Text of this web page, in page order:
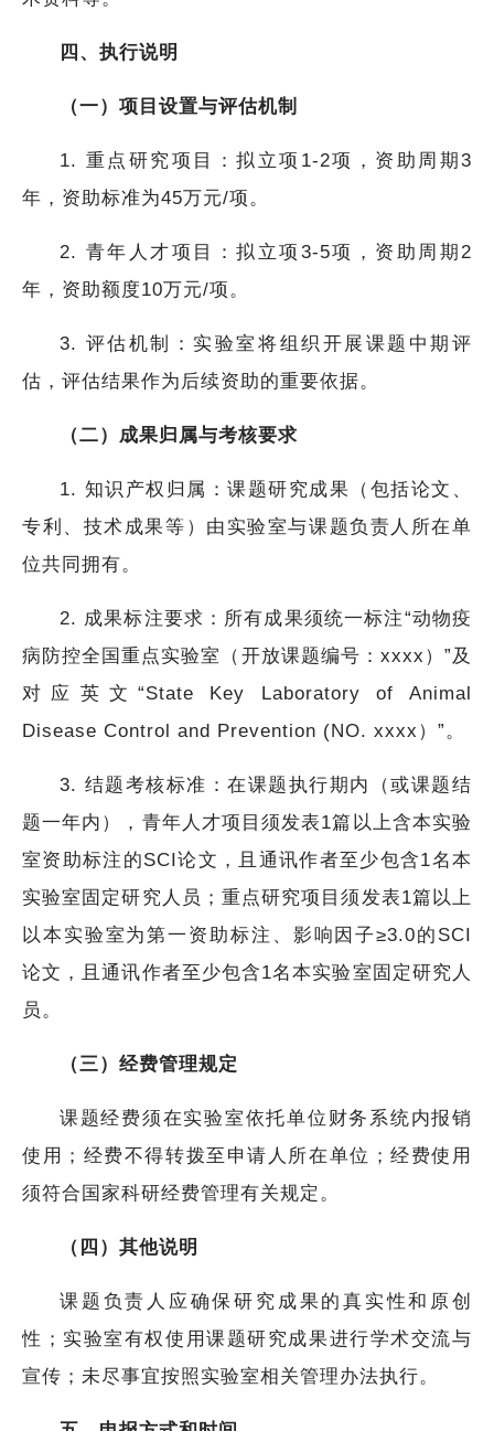
四、执行说明
（一）项目设置与评估机制
1. 重点研究项目：拟立项1-2项，资助周期3
年，资助标准为45万元/项。
2. 青年人才项目：拟立项3-5项，资助周期2
年，资助额度10万元/项。
3. 评估机制：实验室将组织开展课题中期评
估，评估结果作为后续资助的重要依据。
（二）成果归属与考核要求
1. 知识产权归属：课题研究成果（包括论文、
专利、技术成果等）由实验室与课题负责人所在单
位共同拥有。
2. 成果标注要求：所有成果须统一标注“动物疫
病防控全国重点实验室（开放课题编号：xxxx）”及
对应英文“State Key Laboratory of Animal
Disease Control and Prevention (NO. xxxx）”。
3. 结题考核标准：在课题执行期内（或课题结
题一年内），青年人才项目须发表1篇以上含本实验
室资助标注的SCI论文，且通讯作者至少包含1名本
实验室固定研究人员；重点研究项目须发表1篇以上
以本实验室为第一资助标注、影响因子≥3.0的SCI
论文，且通讯作者至少包含1名本实验室固定研究人
员。
（三）经费管理规定
课题经费须在实验室依托单位财务系统内报销
使用；经费不得转拨至申请人所在单位；经费使用
须符合国家科研经费管理有关规定。
（四）其他说明
课题负责人应确保研究成果的真实性和原创
性；实验室有权使用课题研究成果进行学术交流与
宣传；未尽事宜按照实验室相关管理办法执行。